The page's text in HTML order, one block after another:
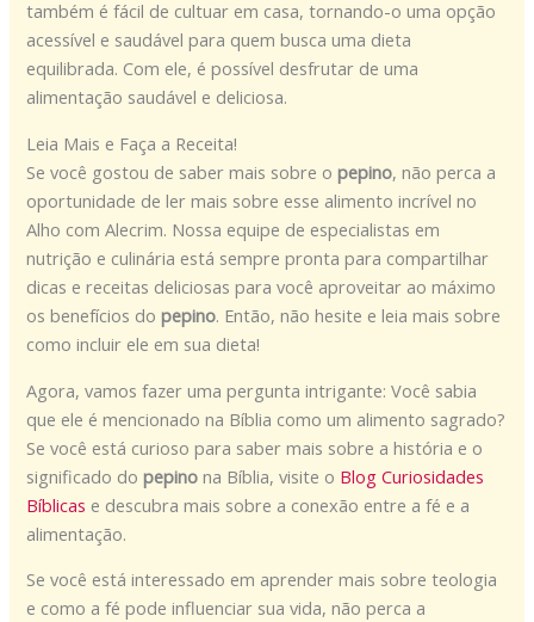
também é fácil de cultuar em casa, tornando-o uma opção
acessível e saudável para quem busca uma dieta
equilibrada. Com ele, é possível desfrutar de uma
alimentação saudável e deliciosa.
Leia Mais e Faça a Receita!
Se você gostou de saber mais sobre opepino, não perca a
oportunidade de ler mais sobre esse alimento incrível no
Alho com Alecrim. Nossa equipe de especialistas em
nutrição e culinária está sempre pronta para compartilhar
dicas e receitas deliciosas para você aproveitar ao máximo
os benefícios dopepino. Então, não hesite e leia mais sobre
como incluir ele em sua dieta!
Agora, vamos fazer uma pergunta intrigante: Você sabia
que ele é mencionado na Bíblia como um alimento sagrado?
Se você está curioso para saber mais sobre a história e o
significado dopepino na Bíblia, visite o Blog Curiosidades
Bíblicas e descubra mais sobre a conexão entre a fé e a
alimentação.
Se você está interessado em aprender mais sobre teologia
e como a fé pode influenciar sua vida, não perca a